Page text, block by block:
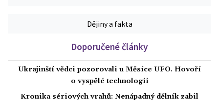
Dějiny a fakta
Doporučené články
Ukrajinští vědci pozorovali u Měsíce UFO. Hovoří
o vyspělé technologii
Kronika sériových vrahů: Nenápadný dělník zabil